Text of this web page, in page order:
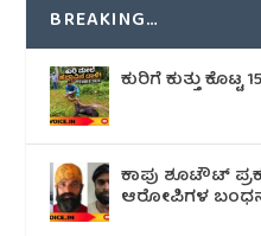
BREAKING…
ಕುರಿಗೆ ಕುತ್ತು ಕೊಟ್ಟ
ಕಾಪು ಶೂಟೌಟ್‌
ಆರೋಪಿಗಳ